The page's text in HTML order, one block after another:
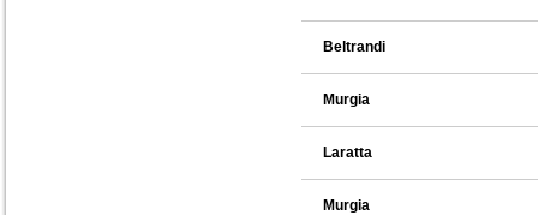
Beltrandi
Murgia
Laratta
Murgia